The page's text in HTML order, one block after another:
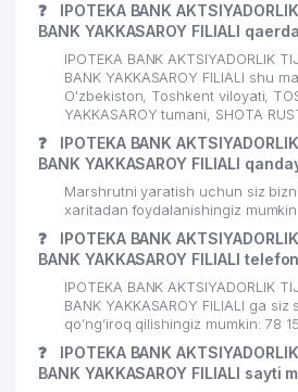
❓
IPOTEKA BANK
BANK YAKKASAROY FILIALI
IPOTEKA BANK AKTSIYADORLIK
BANK YAKKASAROY FILIALI shu
O'zbekiston, Toshkent viloyati,
YAKKASAROY tumani, SHOTA
❓
IPOTEKA BANK
BANK YAKKASAROY FILIALI
Marshrutni yaratish uchun siz
xaritadan foydalanishingiz mumkin
❓
IPOTEKA BANK
BANK YAKKASAROY FILIALI
IPOTEKA BANK AKTSIYADORLIK
BANK YAKKASAROY FILIALI ga
qo’ng’iroq qilishingiz mumkin: 78
❓
IPOTEKA BANK
BANK YAKKASAROY FILIALI sayti